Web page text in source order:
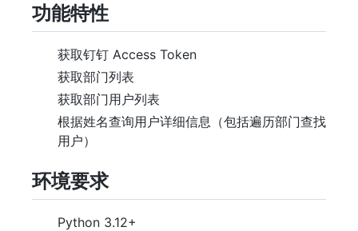
功能特性
获取钉钉 Access Token
获取部门列表
获取部门用户列表
根据姓名查询用户详细信息（包括遍历部门查找
用户）
环境要求
Python 3.12+